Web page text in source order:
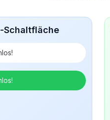
Schaltfläche